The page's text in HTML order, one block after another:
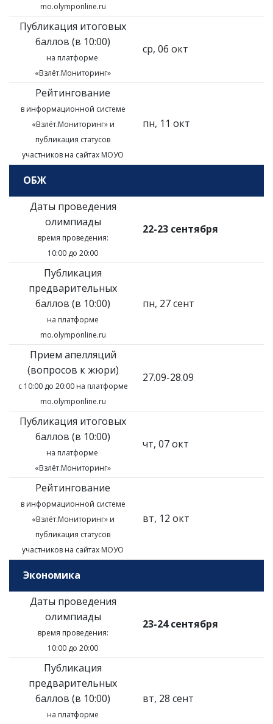
mo.olymponline.ru
Публикация итоговых
баллов (в 10:00)
на платформе
«Взлёт.Мониторинг»
ср, 06 окт
Рейтингование
в информационной системе
«Взлёт.Мониторинг» и
публикация статусов
участников на сайтах МОУО
пн, 11 окт
ОБЖ
Даты проведения
олимпиады
время проведения:
10:00 до 20:00
22-23 сентября
Публикация
предварительных
баллов (в 10:00)
на платформе
mo.olymponline.ru
пн, 27 сент
Прием апелляций
(вопросов к жюри)
с 10:00 до 20:00 на платформе
mo.olymponline.ru
27.09-28.09
Публикация итоговых
баллов (в 10:00)
на платформе
«Взлёт.Мониторинг»
чт, 07 окт
Рейтингование
в информационной системе
«Взлёт.Мониторинг» и
публикация статусов
участников на сайтах МОУО
вт, 12 окт
Экономика
Даты проведения
олимпиады
время проведения:
10:00 до 20:00
23-24 сентября
Публикация
предварительных
баллов (в 10:00)
на платформе
вт, 28 сент